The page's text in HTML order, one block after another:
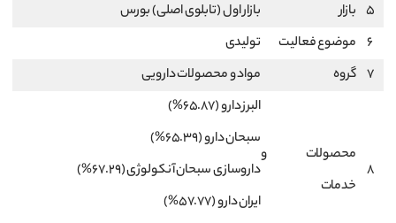
5 بازار
بازار اول (تابلوی اصلی) بورس
6 موضوع فعالیت
تولیدی
7 گروه مواد و محصولات دارویی
8
محصولات و
خدمات
البرز دارو (65.87%)
سبحان دارو (65.39%)
داروسازی سبحان آنکولوژی (67.29%)
ایران دارو (57.77%)